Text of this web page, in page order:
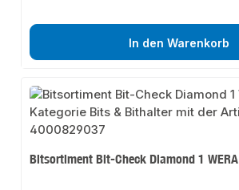
In den Warenkorb
Bitsortiment Bit-Check Diamond 1 WERA